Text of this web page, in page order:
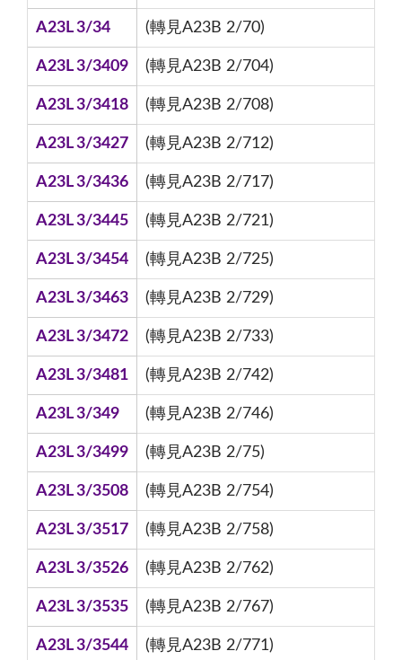
A23L 3/34 (轉見A23B 2/70)
A23L 3/3409 (轉見A23B 2/704)
A23L 3/3418 (轉見A23B 2/708)
A23L 3/3427 (轉見A23B 2/712)
A23L 3/3436 (轉見A23B 2/717)
A23L 3/3445 (轉見A23B 2/721)
A23L 3/3454 (轉見A23B 2/725)
A23L 3/3463 (轉見A23B 2/729)
A23L 3/3472 (轉見A23B 2/733)
A23L 3/3481 (轉見A23B 2/742)
A23L 3/349 (轉見A23B 2/746)
A23L 3/3499 (轉見A23B 2/75)
A23L 3/3508 (轉見A23B 2/754)
A23L 3/3517 (轉見A23B 2/758)
A23L 3/3526 (轉見A23B 2/762)
A23L 3/3535 (轉見A23B 2/767)
A23L 3/3544 (轉見A23B 2/771)